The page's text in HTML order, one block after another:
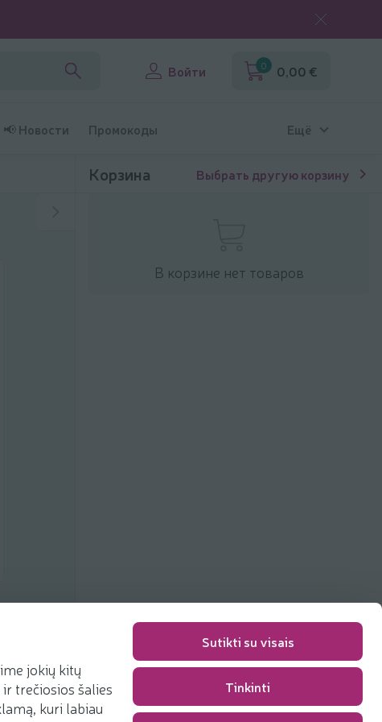
jokių kitų
trečiosios šalies
kuri labiau
Sutikti su visais
Tinkinti
Войти 0 0,00 €
📢 Новости Промокоды Ещё
Корзина Выбрать другую корзину
В корзине нет товаров
Упаковка 0,00 €
Сумма 0,00 €